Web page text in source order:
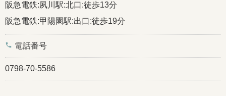
阪急電鉄:夙川駅:北口:徒歩13分
阪急電鉄:甲陽園駅:出口:徒歩19分
phone 電話番号
0798-70-5586